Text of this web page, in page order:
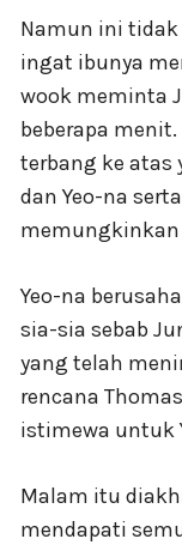
Namun ini
ingat ibunya
wook meminta
beberapa
terbang ke atas
dan Yeo-na
memungkinkan
Yeo-na
sia-sia sebab
yang telah
rencana
istimewa untuk
Malam itu
mendapati